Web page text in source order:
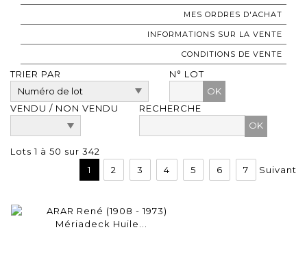
MES ORDRES D'ACHAT
INFORMATIONS SUR LA VENTE
CONDITIONS DE VENTE
TRIER PAR
N° LOT
OK
VENDU / NON VENDU
RECHERCHE
Lots 1 à 50 sur 342
1
2 3 4 5 6 7 Suivant